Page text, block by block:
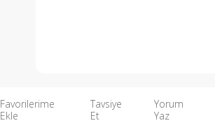
Favorilerime
Ekle
Tavsiye
Et
Yorum
Yaz